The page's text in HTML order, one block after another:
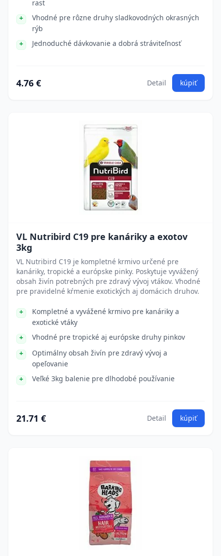
rast
Vhodné pre rôzne druhy sladkovodných okrasných
rýb
Jednoduché dávkovanie a dobrá stráviteľnosť
4.76 € Detail kúpiť
VL Nutribird C19 pre kanáriky a exotov
3kg
VL Nutribird C19 je kompletné krmivo určené pre
kanáriky, tropické a európske pinky. Poskytuje vyvážený
obsah živín potrebných pre zdravý vývoj vtákov. Vhodné
pre pravidelné kŕmenie exotických aj domácich druhov.
Kompletné a vyvážené krmivo pre kanáriky a
exotické vtáky
Vhodné pre tropické aj európske druhy pinkov
Optimálny obsah živín pre zdravý vývoj a
opeľovanie
Veľké 3kg balenie pre dlhodobé používanie
21.71 € Detail kúpiť